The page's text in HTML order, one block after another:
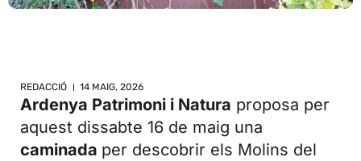
REDACCIÓ 14 MAIG, 2026
Ardenya Patrimoni i Natura proposa per
aquest dissabte 16 de maig una
caminada per descobrir els Molins del